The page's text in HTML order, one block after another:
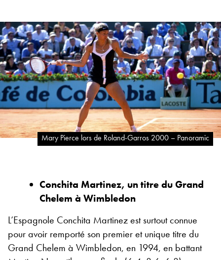
Mary Pierce lors de Roland-Garros 2000 – Panoramic
Conchita Martinez, un titre du Grand
Chelem à Wimbledon
L’Espagnole Conchita Martinez est surtout connue
pour avoir remporté son premier et unique titre du
Grand Chelem à Wimbledon, en 1994, en battant